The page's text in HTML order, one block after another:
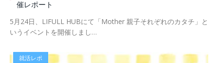
催レポート
5月24日、LIFULL HUBにて「Mother 親子それぞれのカタチ」と
いうイベントを開催しまし…
就活レポ